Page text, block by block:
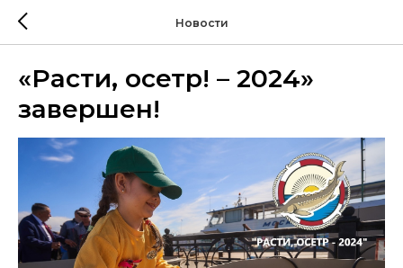
Новости
«Расти, осетр! – 2024»
завершен!